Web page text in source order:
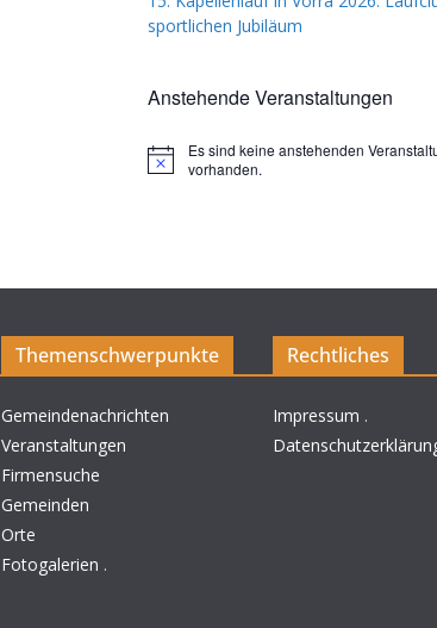
sportlichen Jubiläum
Anstehende Veranstaltungen
H
Es sind keine anstehenden
vorhanden.
Themenschwerpunkte
Gemeindenachrichten
Veranstaltungen
Firmensuche
Gemeinden
Orte
Fotogalerien .
Rechtliches
Impressum .